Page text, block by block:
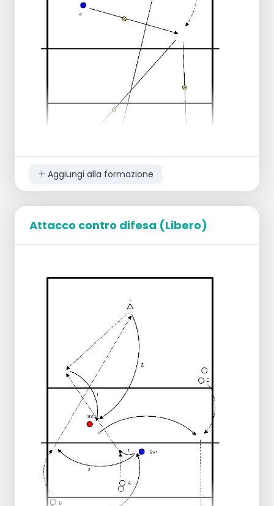
squadra avversaria.
Palla a terra della squadra 3, punto per
la squadra in posizione.
Buon servizio, ma il rally è vinto da 3
giocatori, punto per 3 giocatori.
Se la squadra 3 ha 3 punti, la squadra 3
ha 12 punti, la squadra 3 e tutti i server
devono spingere in alto per 5 volte.
Percorso della palla:
Il giocatore 4 dà l'impostazione.
Il giocatore 3 attacca.
Questo colpisce dritto o in diagonale.
Accordarsi in anticipo.
Il server (giocatore 1) difende questa
palla.
Percorso di corsa:
Dopo il servizio del giocatore 1, il
giocatore 2 va a servire.
I giocatori 3 e 4 si scambiano i compiti.
Se una parte serve 2 volte (giocatore 1
I giocatori 3 e 4 iniziano a servire.
I giocatori 1 e 2 attaccano e difendono.
Aggiungi alla formazione
Attacco contro difesa (Libero)